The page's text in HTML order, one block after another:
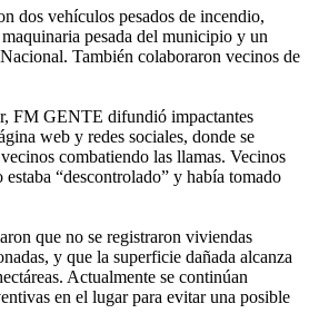
dos vehículos pesados de incendio,
pesada del municipio y un
También colaboraron vecinos de
FM GENTE difundió impactantes
web y redes sociales, donde se
combatiendo las llamas. Vecinos
“descontrolado” y había tomado
que no se registraron viviendas
y que la superficie dañada alcanza
Actualmente se continúan
en el lugar para evitar una posible